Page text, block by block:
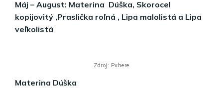
Máj – August: Materina Dúška, Skorocel
kopijovitý ,Praslička roľná , Lipa malolistá a Lipa
veľkolistá
Zdroj: Pxhere
Materina Dúška